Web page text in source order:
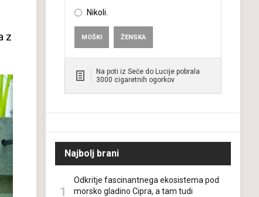
z
Nikoli.
MOŠKI ŽENSKA
Na poti iz Seče do Lucije pobrala
3000 cigaretnih ogorkov
Najbolj brani
Odkritje fascinantnega ekosistema pod
morsko gladino Cipra, a tam tudi